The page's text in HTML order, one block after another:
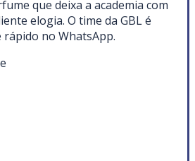
que deixa a academia com
elogia. O time da GBL é
no WhatsApp.